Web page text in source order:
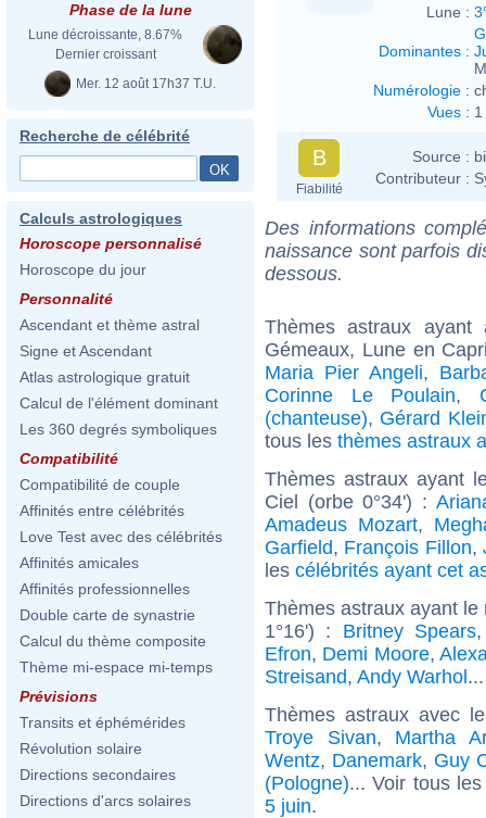
Phase de la lune
Lune décroissante, 8.67%
Dernier croissant
Mer. 12 août 17h37 T.U.
Recherche de célébrité
Calculs astrologiques
Horoscope personnalisé
Horoscope du jour
Personnalité
Ascendant et thème astral
Signe et Ascendant
Atlas astrologique gratuit
Calcul de l'élément dominant
Les 360 degrés symboliques
Compatibilité
Compatibilité de couple
Affinités entre célébrités
Love Test avec des célébrités
Affinités amicales
Affinités professionnelles
Double carte de synastrie
Calcul du thème composite
Thème mi-espace mi-temps
Prévisions
Transits et éphémérides
Révolution solaire
Directions secondaires
Directions d'arcs solaires
Lune :
Dominantes :
Numérologie :
Vues :
B
Fiabilité
Source :
Contributeur :
Des informations
naissance sont parfois
dessous.
Thèmes astraux
Gémeaux, Lune en
Maria Pier Angeli,
Corinne Le Poulain,
(chanteuse), Gérard
tous les thèmes astraux
Thèmes astraux ayant
Ciel (orbe 0°34') :
Amadeus Mozart,
Garfield, François Fillon,
les célébrités ayant cet
Thèmes astraux ayant
1°16') : Britney Spears
Efron, Demi Moore,
Streisand, Andy Warhol
Thèmes astraux avec
Troye Sivan, Martha
Wentz, Danemark, Guy
(Pologne)... Voir tous
5 juin.